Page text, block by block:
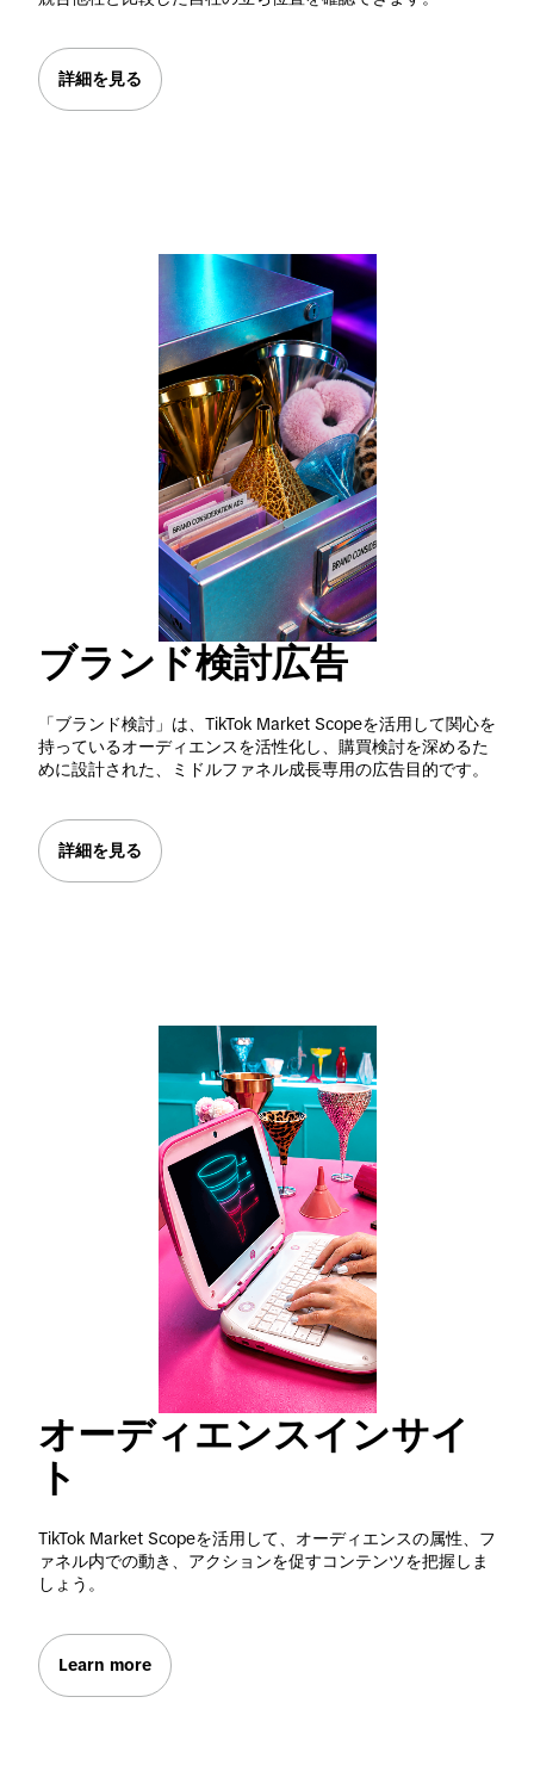
詳細を見る
ブランド検討広告
「ブランド検討」は、TikTok Market Scopeを活用して関心を
持っているオーディエンスを活性化し、購買検討を深めるた
めに設計された、ミドルファネル成長専用の広告目的です。
詳細を見る
オーディエンスインサイ
ト
TikTok Market Scopeを活用して、オーディエンスの属性、フ
ァネル内での動き、アクションを促すコンテンツを把握しま
しょう。
Learn more